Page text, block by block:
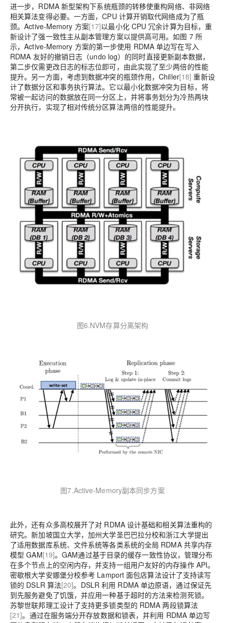
进一步，RDMA 新型架构下系统瓶颈的转移使重构网络、非网络
相关算法变得必要。一方面，CPU 计算开销取代网络成为了瓶
颈。Active-Memory 方案[17]以最小化 CPU 冗余计算为目标，重
新设计了强一致性主从副本管理方案以提供高可用。如图 7 所
示，Active-Memory 方案的第一步使用 RDMA 单边写在写入
RDMA 友好的撤销日志（undo log）的同时直接更新副本数据，
第二步仅需更改日志的标志位即可，由此实现了至少两倍的性能
提升。另一方面，考虑到数据冲突的瓶颈作用，Chiller[18] 重新设
计了数据分区和事务执行算法。它以最小化数据冲突为目标，将
常被一起访问的数据放在同一分区上，并将事务划分为冷热两块
分开执行，实现了相对传统分区算法两倍的性能提升。
图6.NVM存算分离架构
图7.Active-Memory副本同步方案
此外，还有众多高校展开了对 RDMA 设计基础和相关算法重构的
研究。新加坡国立大学，加州大学圣巴巴拉分校和浙江大学提出
了适用数据库系统、文件系统等各类系统的全局 RDMA 共享内存
模型 GAM[19]。GAM通过基于目录的缓存一致性协议，管理分布
在多个节点上的空闲内存，并支持一组用户友好的内存操作 API。
密歇根大学安娜堡分校参考 Lamport 面包店算法设计了支持读写
锁的 DSLR 算法[20]。DSLR 利用 RDMA 单边原语，通过保证先
到先服务避免了饥饿，并应用一种基于超时的方法来检测死锁。
苏黎世联邦理工设计了支持更多锁类型的 RDMA 两段锁算法
[21]。通过在服务端分开存放数据和锁表，并利用 RDMA 单边写